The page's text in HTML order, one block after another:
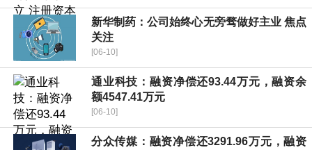
新华制药：公司始终心无旁骛做好主业 焦点
关注
[06-10]
通业科技：融资净偿还93.44万元，融资余
额4547.41万元
[06-10]
分众传媒：融资净偿还3291.96万元，融资